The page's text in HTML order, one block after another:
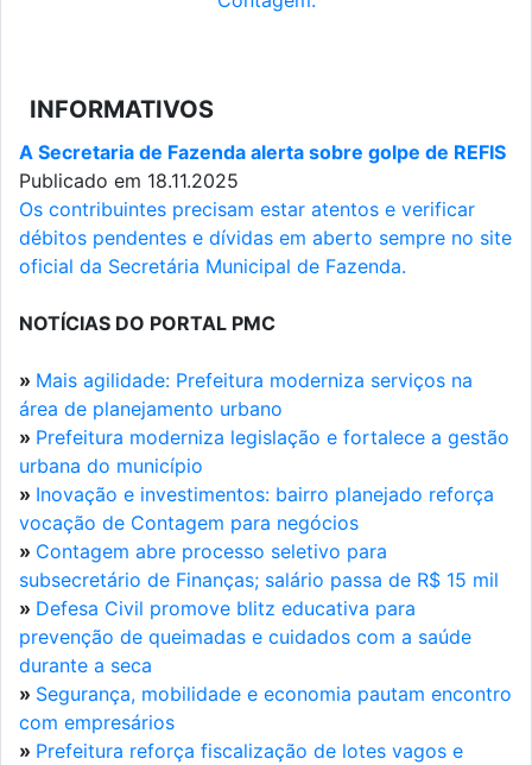
INFORMATIVOS
A Secretaria de Fazenda alerta sobre golpe de REFIS
Publicado em 18.11.2025
Os contribuintes precisam estar atentos e verificar
débitos pendentes e dívidas em aberto sempre no site
oficial da Secretária Municipal de Fazenda.
NOTÍCIAS DO PORTAL PMC
» Mais agilidade: Prefeitura moderniza serviços na
área de planejamento urbano
» Prefeitura moderniza legislação e fortalece a gestão
urbana do município
» Inovação e investimentos: bairro planejado reforça
vocação de Contagem para negócios
» Contagem abre processo seletivo para
subsecretário de Finanças; salário passa de R$ 15 mil
» Defesa Civil promove blitz educativa para
prevenção de queimadas e cuidados com a saúde
durante a seca
» Segurança, mobilidade e economia pautam encontro
com empresários
» Prefeitura reforça fiscalização de lotes vagos e